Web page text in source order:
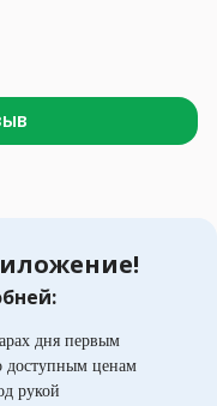
дня первым
доступным ценам
рукой